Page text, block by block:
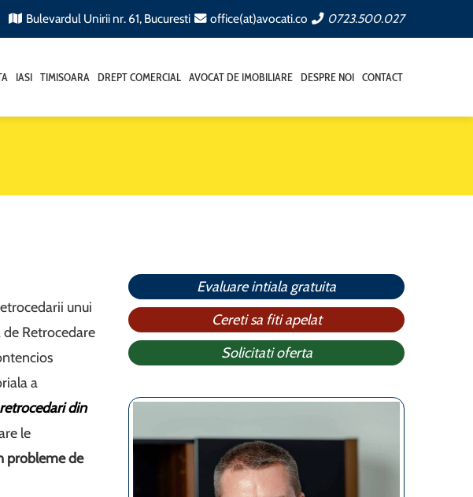
Bulevardul Unirii nr. 61, Bucuresti office(at)avocati.co 0723.500.027
IASI TIMISOARA DREPT COMERCIAL AVOCAT DE IMOBILIARE DESPRE NOI CONTACT
unui
Retrocedare
a
din
le
probleme de
Evaluare intiala gratuita
Cereti sa fiti apelat
Solicitati oferta